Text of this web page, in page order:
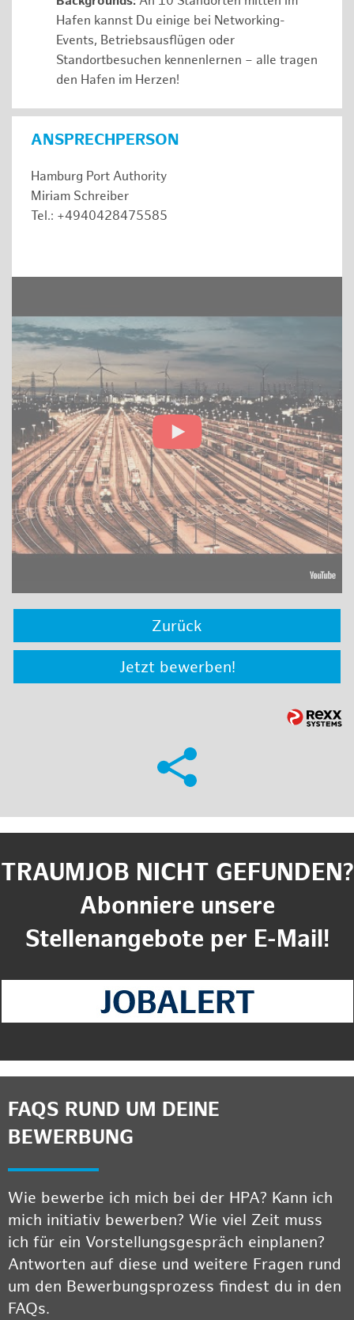
Hafen kannst Du einige bei Networking-
Events, Betriebsausflügen oder
Standortbesuchen kennenlernen – alle tragen
den Hafen im Herzen!
ANSPRECHPERSON
Hamburg Port Authority
Miriam Schreiber
Tel.: +4940428475585
Zurück
Jetzt bewerben!
TRAUMJOB NICHT GEFUNDEN?
Abonniere unsere
Stellenangebote per E-Mail!
FAQS RUND UM DEINE
BEWERBUNG
Wie bewerbe ich mich bei der HPA? Kann ich
mich initiativ bewerben? Wie viel Zeit muss
ich für ein Vorstellungsgespräch einplanen?
Antworten auf diese und weitere Fragen rund
um den Bewerbungsprozess findest du in den
FAQs.